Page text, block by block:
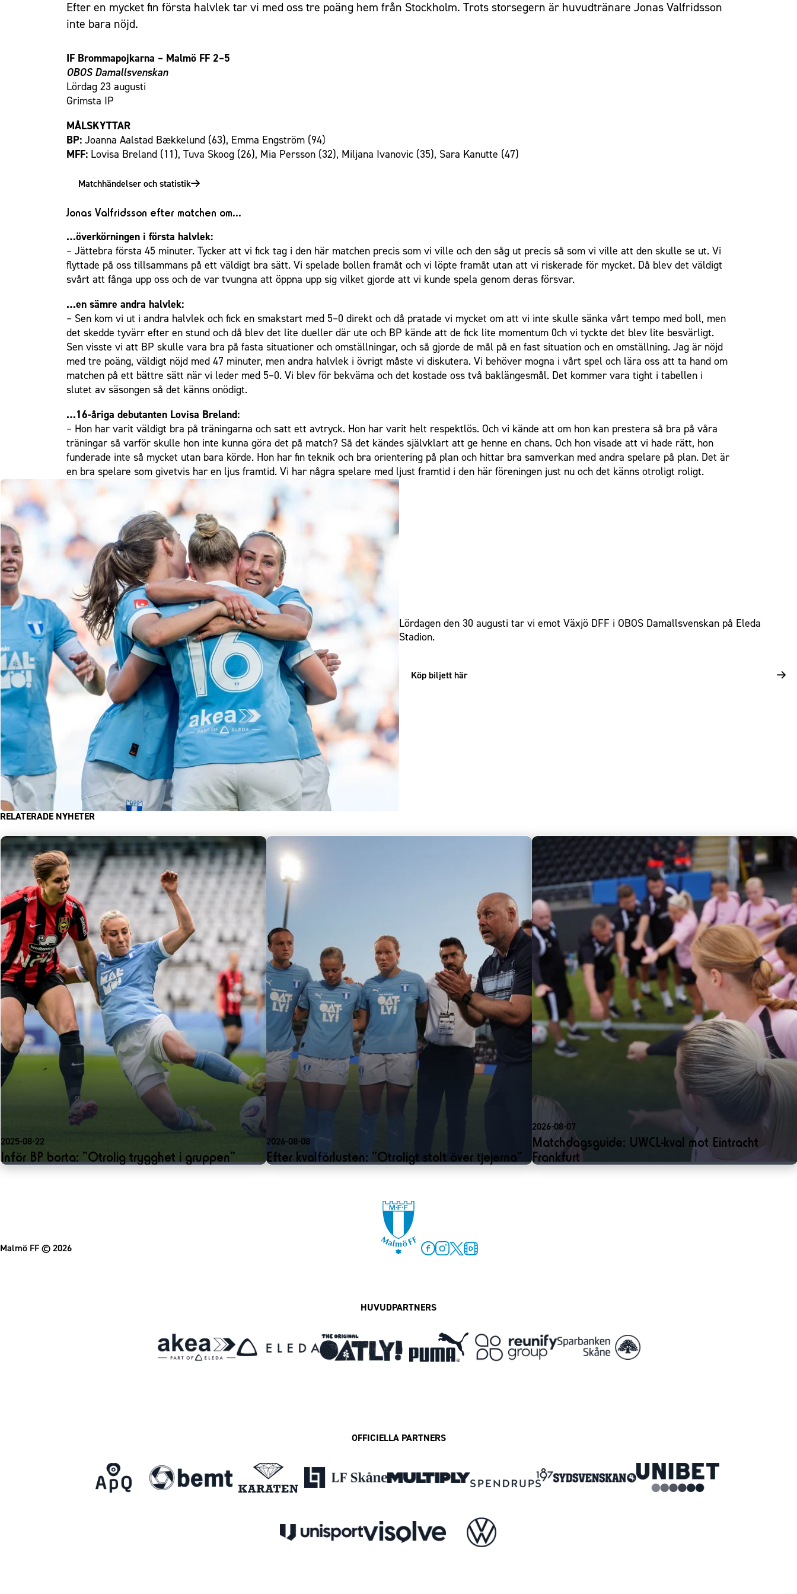
Efter en mycket fin första halvlek tar vi med oss tre poäng hem från Stockholm. Trots storsegern är huvudtränare Jonas Valfridsson
inte bara nöjd.
IF Brommapojkarna – Malmö FF 2–5
OBOS Damallsvenskan
Lördag 23 augusti
Grimsta IP
MÅLSKYTTAR
BP: Joanna Aalstad Bækkelund (63), Emma Engström (94)
MFF: Lovisa Breland (11), Tuva Skoog (26), Mia Persson (32), Miljana Ivanovic (35), Sara Kanutte (47)
Matchhändelser och statistik
Jonas Valfridsson efter matchen om…
…överkörningen i första halvlek:
– Jättebra första 45 minuter. Tycker att vi fick tag i den här matchen precis som vi ville och den såg ut precis så som vi ville att den skulle se ut. Vi
flyttade på oss tillsammans på ett väldigt bra sätt. Vi spelade bollen framåt och vi löpte framåt utan att vi riskerade för mycket. Då blev det väldigt
svårt att fånga upp oss och de var tvungna att öppna upp sig vilket gjorde att vi kunde spela genom deras försvar.
…en sämre andra halvlek:
– Sen kom vi ut i andra halvlek och fick en smakstart med 5–0 direkt och då pratade vi mycket om att vi inte skulle sänka vårt tempo med boll, men
det skedde tyvärr efter en stund och då blev det lite dueller där ute och BP kände att de fick lite momentum 0ch vi tyckte det blev lite besvärligt.
Sen visste vi att BP skulle vara bra på fasta situationer och omställningar, och så gjorde de mål på en fast situation och en omställning. Jag är nöjd
med tre poäng, väldigt nöjd med 47 minuter, men andra halvlek i övrigt måste vi diskutera. Vi behöver mogna i vårt spel och lära oss att ta hand om
matchen på ett bättre sätt när vi leder med 5–0. Vi blev för bekväma och det kostade oss två baklängesmål. Det kommer vara tight i tabellen i
slutet av säsongen så det känns onödigt.
…16-åriga debutanten Lovisa Breland:
– Hon har varit väldigt bra på träningarna och satt ett avtryck. Hon har varit helt respektlös. Och vi kände att om hon kan prestera så bra på våra
träningar så varför skulle hon inte kunna göra det på match? Så det kändes självklart att ge henne en chans. Och hon visade att vi hade rätt, hon
funderade inte så mycket utan bara körde. Hon har fin teknik och bra orientering på plan och hittar bra samverkan med andra spelare på plan. Det är
en bra spelare som givetvis har en ljus framtid. Vi har några spelare med ljust framtid i den här föreningen just nu och det känns otroligt roligt.
Lördagen den 30 augusti tar vi emot Växjö DFF i OBOS Damallsvenskan på Eleda
Stadion.
Köp biljett här
RELATERADE NYHETER
2025-08-22
Inför BP borta: ”Otrolig trygghet i gruppen”
2026-08-08
Efter kvalförlusten: ”Otroligt stolt över tjejerna”
2026-08-07
Matchdagsguide: UWCL-kval mot Eintracht
Frankfurt
Malmö FF© 2026
HUVUDPARTNERS
OFFICIELLA PARTNERS